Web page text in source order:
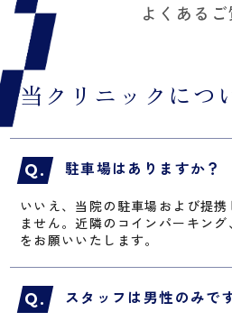
よくあるご
当クリニックにつ
駐車場はありますか？
いいえ、当院の駐車場および提
ません。近隣のコインパーキン
をお願いいたします。
スタッフは男性のみで